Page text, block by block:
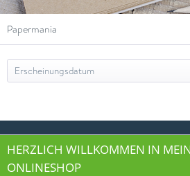
Papermania
HERZLICH WILLKOMMEN IN
ONLINESHOP